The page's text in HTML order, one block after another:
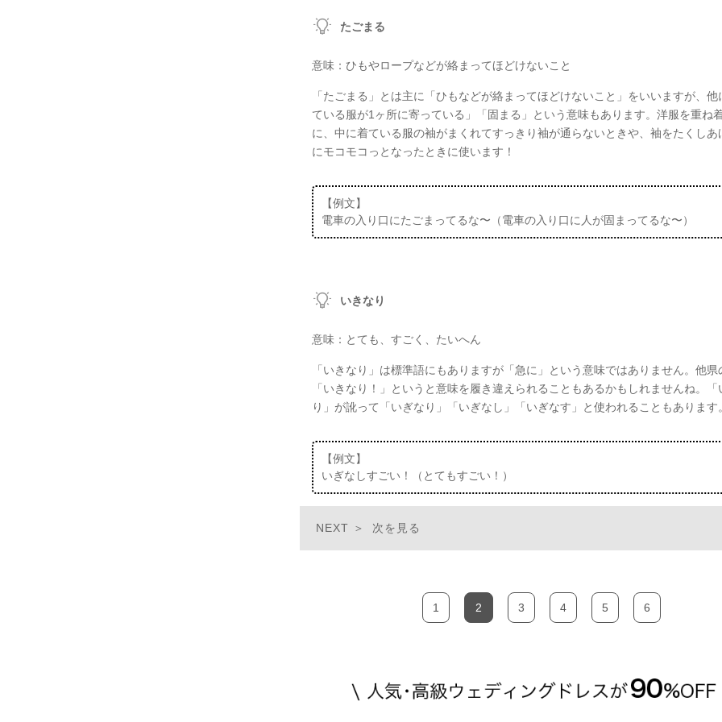
たごまる
意味：ひもやロープなどが絡まってほどけないこと
「たごまる」とは主に「ひもなどが絡まってほどけないこと」をいいますが、他
ている服が1ヶ所に寄っている」「固まる」という意味もあります。洋服を重ね
に、中に着ている服の袖がまくれてすっきり袖が通らないときや、袖をたくしあ
にモコモコっとなったときに使います！
【例文】
電車の入り口にたごまってるな〜（電車の入り口に人が固まってるな〜）
いきなり
意味：とても、すごく、たいへん
「いきなり」は標準語にもありますが「急に」という意味ではありません。他県
「いきなり！」というと意味を履き違えられることもあるかもしれませんね。「
り」が訛って「いぎなり」「いぎなし」「いぎなす」と使われることもあります。
【例文】
いぎなしすごい！（とてもすごい！）
次を見る
1 2 3 4 5 6